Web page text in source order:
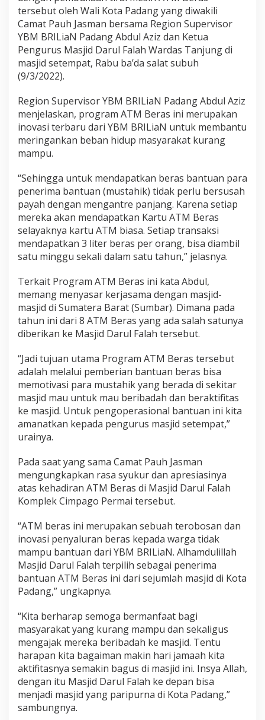
s
Y
B
M
B
R
I
a
N
D
i
l
c
u
r
k
a
n
d
i
M
s
j
i
d
D
a
u
l
F
a
l
a
h
p
a
g
o
P
r
m
a
i
K
o
L
u
a
r
tersebut oleh Wali Kota Padang yang diwakili
Camat Pauh Jasman bersama Region Supervisor
YBM BRILiaN Padang Abdul Aziz dan Ketua
Pengurus Masjid Darul Falah Wardas Tanjung di
masjid setempat, Rabu ba’da salat subuh
(9/3/2022).
Region Supervisor YBM BRILiaN Padang Abdul Aziz
menjelaskan, program ATM Beras ini merupakan
inovasi terbaru dari YBM BRILiaN untuk membantu
meringankan beban hidup masyarakat kurang
mampu.
“Sehingga untuk mendapatkan beras bantuan para
penerima bantuan (mustahik) tidak perlu bersusah
payah dengan mengantre panjang. Karena setiap
mereka akan mendapatkan Kartu ATM Beras
selayaknya kartu ATM biasa. Setiap transaksi
mendapatkan 3 liter beras per orang, bisa diambil
satu minggu sekali dalam satu tahun,” jelasnya.
Terkait Program ATM Beras ini kata Abdul,
memang menyasar kerjasama dengan masjid-
masjid di Sumatera Barat (Sumbar). Dimana pada
tahun ini dari 8 ATM Beras yang ada salah satunya
diberikan ke Masjid Darul Falah tersebut.
“Jadi tujuan utama Program ATM Beras tersebut
adalah melalui pemberian bantuan beras bisa
memotivasi para mustahik yang berada di sekitar
masjid mau untuk mau beribadah dan beraktifitas
ke masjid. Untuk pengoperasional bantuan ini kita
amanatkan kepada pengurus masjid setempat,”
urainya.
Pada saat yang sama Camat Pauh Jasman
mengungkapkan rasa syukur dan apresiasinya
atas kehadiran ATM Beras di Masjid Darul Falah
Komplek Cimpago Permai tersebut.
“ATM beras ini merupakan sebuah terobosan dan
inovasi penyaluran beras kepada warga tidak
mampu bantuan dari YBM BRILiaN. Alhamdulillah
Masjid Darul Falah terpilih sebagai penerima
bantuan ATM Beras ini dari sejumlah masjid di Kota
Padang,” ungkapnya.
“Kita berharap semoga bermanfaat bagi
masyarakat yang kurang mampu dan sekaligus
mengajak mereka beribadah ke masjid. Tentu
harapan kita bagaiman makin hari jamaah kita
aktifitasnya semakin bagus di masjid ini. Insya Allah,
dengan itu Masjid Darul Falah ke depan bisa
menjadi masjid yang paripurna di Kota Padang,”
sambungnya.